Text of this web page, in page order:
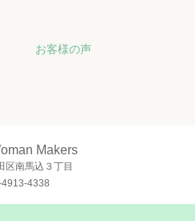
お客様の声
Makers
区南馬込３丁目
4338